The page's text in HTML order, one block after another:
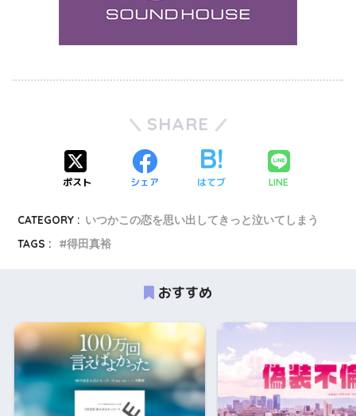
SHARE
ポスト シェア はてブ LINE
CATEGORY : いつかこの恋を思い出してきっと泣いてしまう
TAGS :
得田真裕
おすすめ